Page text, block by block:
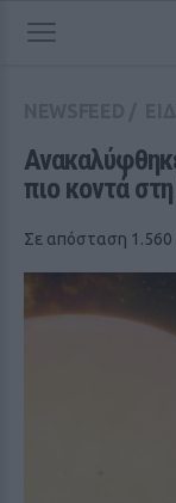
πιο κοντά στη
Σε απόσταση